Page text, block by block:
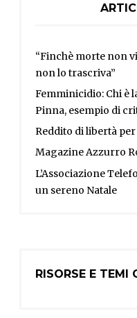
“Finchè morte non
non lo trascriva”
Femminicidio: Chi è
Pinna, esempio di
Reddito di libertà
Magazine Azzurro
L’Associazione
un sereno Natale
RISORSE E TEMI